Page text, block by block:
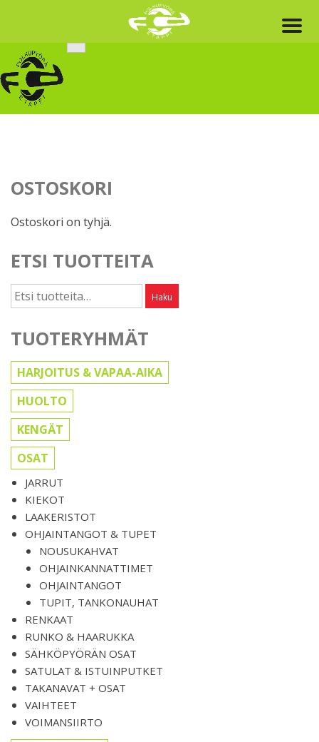
content
OSTOSKORI
Ostoskori on tyhjä.
ETSI TUOTTEITA
Etsi: Haku
TUOTERYHMÄT
HARJOITUS & VAPAA-AIKA
HUOLTO
KENGÄT
OSAT
JARRUT
KIEKOT
LAAKERISTOT
OHJAINTANGOT & TUPET
NOUSUKAHVAT
OHJAINKANNATTIMET
OHJAINTANGOT
TUPIT, TANKONAUHAT
RENKAAT
RUNKO & HAARUKKA
SÄHKÖPYÖRÄN OSAT
SATULAT & ISTUINPUTKET
TAKANAVAT + OSAT
VAIHTEET
VOIMANSIIRTO